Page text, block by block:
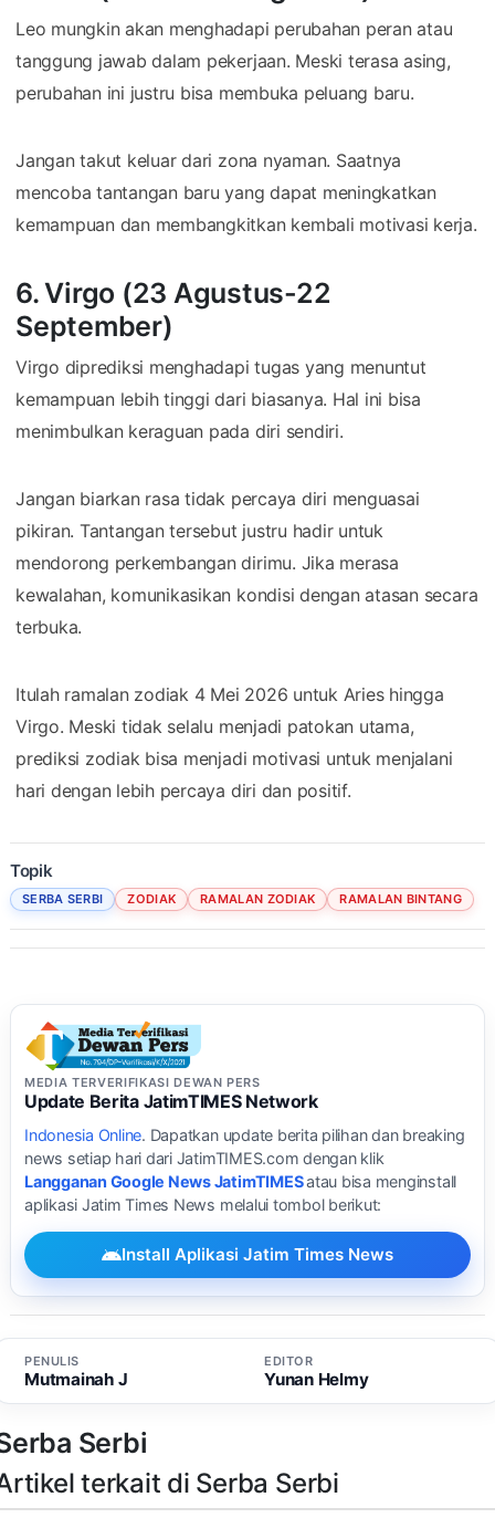
Leo mungkin akan menghadapi perubahan peran atau
tanggung jawab dalam pekerjaan. Meski terasa asing,
perubahan ini justru bisa membuka peluang baru.
Jangan takut keluar dari zona nyaman. Saatnya
mencoba tantangan baru yang dapat meningkatkan
kemampuan dan membangkitkan kembali motivasi kerja.
6. Virgo (23 Agustus-22
September)
Virgo diprediksi menghadapi tugas yang menuntut
kemampuan lebih tinggi dari biasanya. Hal ini bisa
menimbulkan keraguan pada diri sendiri.
Jangan biarkan rasa tidak percaya diri menguasai
pikiran. Tantangan tersebut justru hadir untuk
mendorong perkembangan dirimu. Jika merasa
kewalahan, komunikasikan kondisi dengan atasan secara
terbuka.
Itulah ramalan zodiak 4 Mei 2026 untuk Aries hingga
Virgo. Meski tidak selalu menjadi patokan utama,
prediksi zodiak bisa menjadi motivasi untuk menjalani
hari dengan lebih percaya diri dan positif.
Topik
SERBA SERBI ZODIAK RAMALAN ZODIAK RAMALAN BINTANG
MEDIA TERVERIFIKASI DEWAN PERS
Update Berita JatimTIMES Network
Indonesia Online. Dapatkan update berita pilihan dan breaking
news setiap hari dari JatimTIMES.com dengan klik
Langganan Google News JatimTIMESatau bisa menginstall
aplikasi Jatim Times News melalui tombol berikut:
Install Aplikasi Jatim Times News
PENULIS
Mutmainah J
EDITOR
Yunan Helmy
Serbi
terkait di Serba Serbi